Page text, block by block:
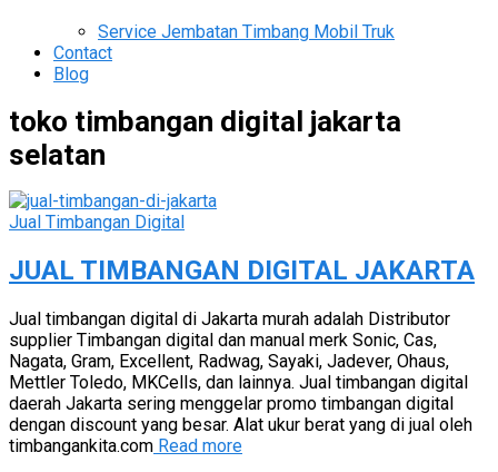
Service Jembatan Timbang Mobil Truk
Contact
Blog
toko timbangan digital jakarta
selatan
Jual Timbangan Digital
JUAL TIMBANGAN DIGITAL JAKARTA
Jual timbangan digital di Jakarta murah adalah Distributor
supplier Timbangan digital dan manual merk Sonic, Cas,
Nagata, Gram, Excellent, Radwag, Sayaki, Jadever, Ohaus,
Mettler Toledo, MKCells, dan lainnya. Jual timbangan digital
daerah Jakarta sering menggelar promo timbangan digital
dengan discount yang besar. Alat ukur berat yang di jual oleh
timbangankita.com Read more